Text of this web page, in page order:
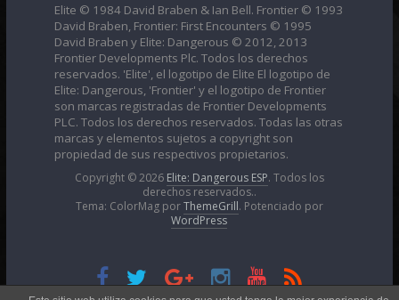
Elite © 1984 David Braben & Ian Bell. Frontier © 1993
David Braben, Frontier: First Encounters © 1995
David Braben y Elite: Dangerous © 2012, 2013
Frontier Developments Plc. Todos los derechos
reservados. 'Elite', el logotipo de Elite El logotipo de
Elite: Dangerous, 'Frontier' y el logotipo de Frontier
son marcas registradas de Frontier Developments
PLC. Todos los derechos reservados. Todas las otras
marcas y elementos sujetos a copyright son
propiedad de sus respectivos propietarios.
Copyright © 2026 Elite: Dangerous ESP. Todos los
derechos reservados..
Tema: ColorMag porThemeGrill. Potenciado por
WordPress